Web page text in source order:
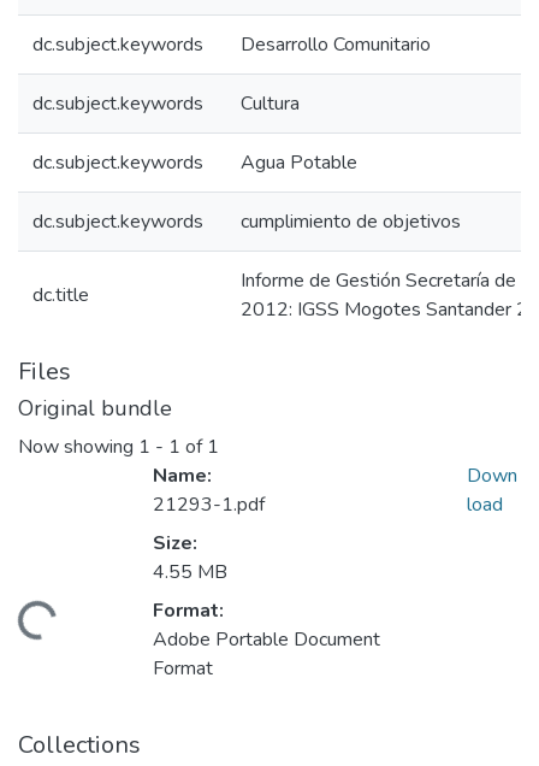
dc.subject.keywords Desarrollo Comunitario
dc.subject.keywords Cultura
dc.subject.keywords Agua Potable
dc.subject.keywords cumplimiento de objetivos
dc.title
Informe de Gestión Secretaría de
2012: IGSS Mogotes Santander
Files
Original bundle
Now showing 1 - 1 of 1
Name:
21293-1.pdf
Size:
4.55 MB
Format:
Adobe Portable Document
Format
Down
load
Collections